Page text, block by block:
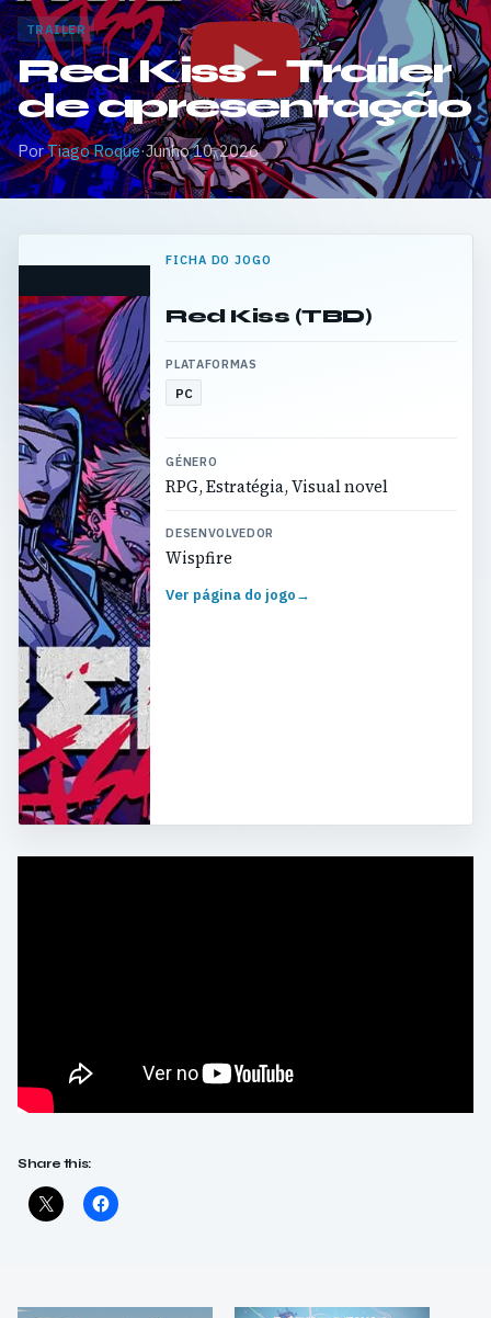
TRAILER
Red Kiss – Trailer
de apresentação
PorTiago Roque·Junho 10, 2026
FICHA DO JOGO
Red Kiss (TBD)
PLATAFORMAS
PC
GÉNERO
RPG, Estratégia, Visual novel
DESENVOLVEDOR
Wispfire
Ver página do jogo→
Share this: